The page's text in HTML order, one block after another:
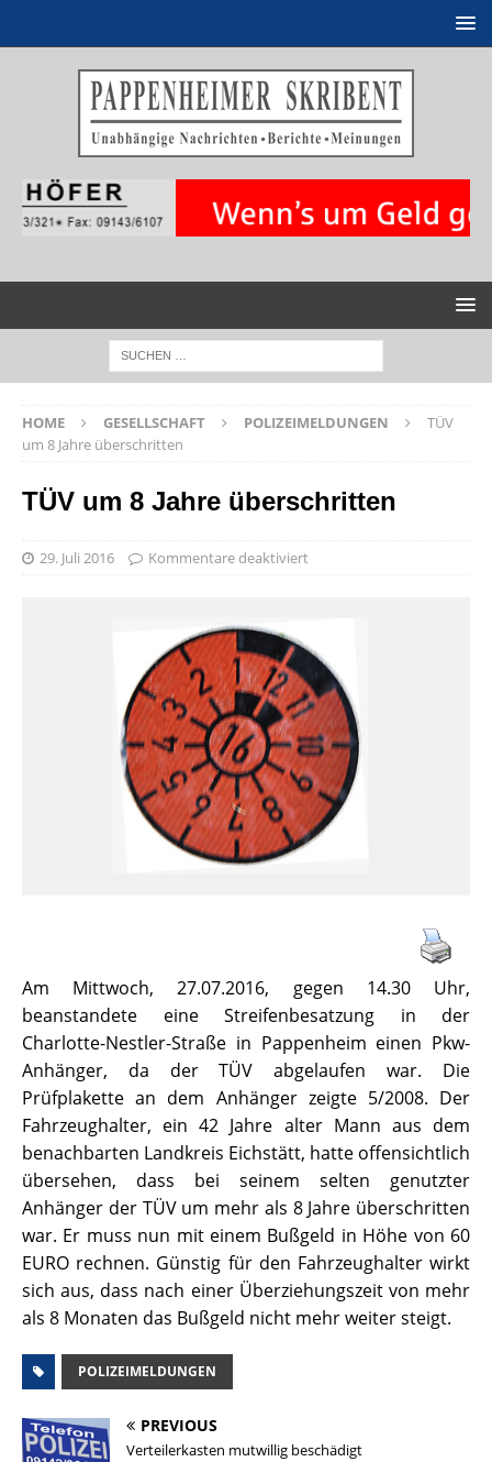
HOME GESELLSCHAFT POLIZEIMELDUNGEN
TÜV
um 8 Jahre überschritten
TÜV um 8 Jahre überschritten
29. Juli 2016 Kommentare deaktiviert
Am Mittwoch, 27.07.2016, gegen 14.30 Uhr,
beanstandete eine Streifenbesatzung in der
Charlotte-Nestler-Straße in Pappenheim einen Pkw-
Anhänger, da der TÜV abgelaufen war. Die
Prüfplakette an dem Anhänger zeigte 5/2008. Der
Fahrzeughalter, ein 42 Jahre alter Mann aus dem
benachbarten Landkreis Eichstätt, hatte offensichtlich
übersehen, dass bei seinem selten genutzter
Anhänger der TÜV um mehr als 8 Jahre überschritten
war. Er muss nun mit einem Bußgeld in Höhe von 60
EURO rechnen. Günstig für den Fahrzeughalter wirkt
sich aus, dass nach einer Überziehungszeit von mehr
als 8 Monaten das Bußgeld nicht mehr weiter steigt.
POLIZEIMELDUNGEN
PREVIOUS
Verteilerkasten mutwillig beschädigt